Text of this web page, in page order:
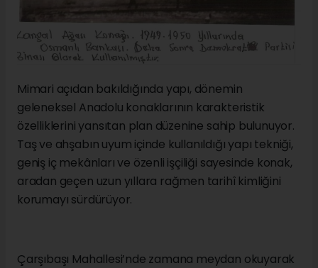
Mimari açıdan bakıldığında yapı, dönemin
geleneksel Anadolu konaklarının karakteristik
özelliklerini yansıtan plan düzenine sahip bulunuyor.
Taş ve ahşabın uyum içinde kullanıldığı yapı tekniği,
geniş iç mekânları ve özenli işçiliği sayesinde konak,
aradan geçen uzun yıllara rağmen tarihî kimliğini
korumayı sürdürüyor.
Çarşıbaşı Mahallesi’nde zamana meydan okuyarak